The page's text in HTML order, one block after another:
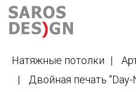
Перейти
содержанию
Натяжные потолки
Двойная печать "Day-